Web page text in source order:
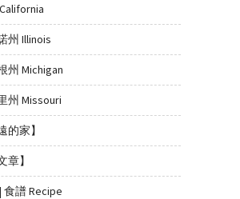
州 Illinois
州 Michigan
州 Missouri
的家】
章】
食譜 Recipe